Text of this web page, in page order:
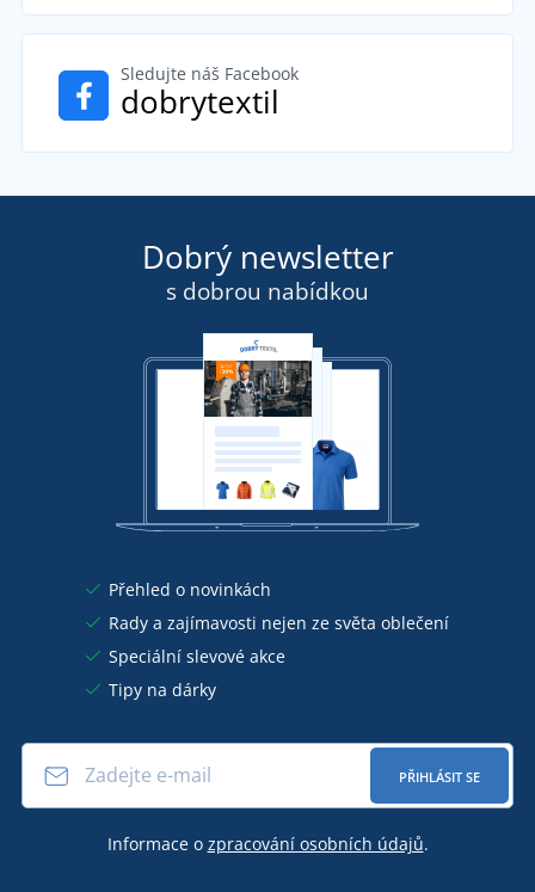
Sledujte náš Facebook
dobrytextil
Dobrý newsletter
s dobrou nabídkou
Přehled o novinkách
Rady a zajímavosti nejen ze světa oblečení
Speciální slevové akce
Tipy na dárky
PŘIHLÁSIT SE
Informace o zpracování osobních údajů.